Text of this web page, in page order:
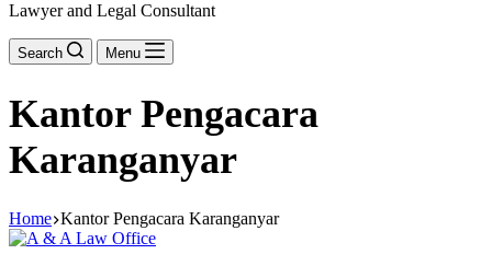
Lawyer and Legal Consultant
Search Menu
Kantor Pengacara
Karanganyar
Home Kantor Pengacara Karanganyar